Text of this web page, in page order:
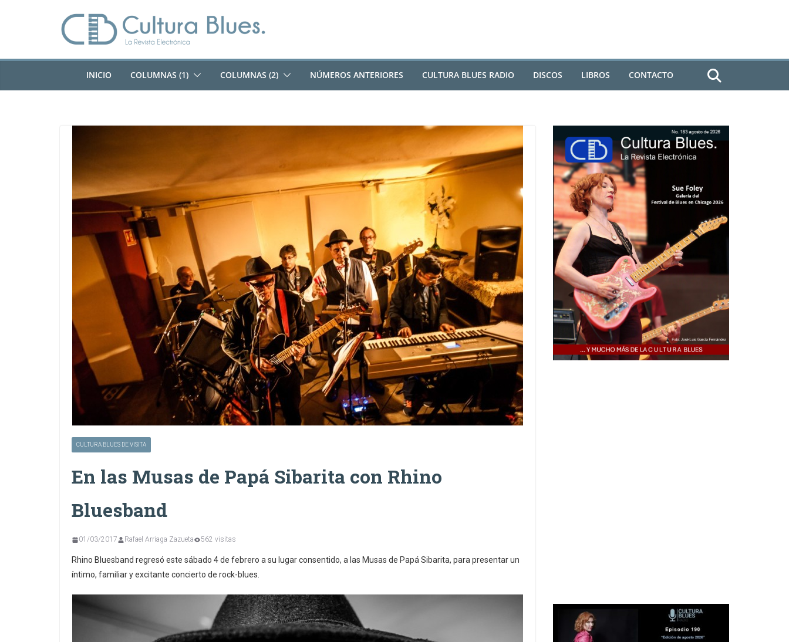
INICIO COLUMNAS (1) COLUMNAS (2) NÚMEROS ANTERIORES CULTURA BLUES RADIO DISCOS LIBROS CONTACTO
CULTURA BLUES DE VISITA
En las Musas de Papá Sibarita con Rhino
Bluesband
01/03/2017 Rafael Arriaga Zazueta 562 visitas
Rhino Bluesband regresó este sábado 4 de febrero a su lugar consentido, a las Musas de Papá Sibarita, para presentar un
íntimo, familiar y excitante concierto de rock-blues.